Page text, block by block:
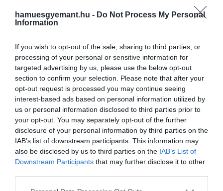
hamuesgyemant.hu - Do Not Process My Personal
Information
If you wish to opt-out of the sale, sharing to third parties, or
processing of your personal or sensitive information for
targeted advertising by us, please use the below opt-out
section to confirm your selection. Please note that after your
opt-out request is processed you may continue seeing
interest-based ads based on personal information utilized by
us or personal information disclosed to third parties prior to
your opt-out. You may separately opt-out of the further
disclosure of your personal information by third parties on the
IAB’s list of downstream participants. This information may
also be disclosed by us to third parties on the IAB’s List of
Downstream Participants that may further disclose it to other
Please note that this website/app uses one or more Google
Hónapok óta óriási nyomás nehezedik
Vilmos herceg vállaira. Felesége, Katalin
hercegné betegsége érthető módon
nagyon megviseli őt, apja egészségi
állapota miatt ráadásul a királyi család
ügyeiben is nagyobb szerepet kell
vállalnia.
2024. ÁPRILIS 23. ● HAMU ÉS GYÉMÁNT
Egy szakértő szerint szinte
már-már Vilmos uralkodik
Károly…
HAMU ÉS GYÉMÁNT